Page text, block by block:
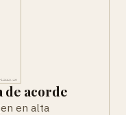
de acorde
en alta